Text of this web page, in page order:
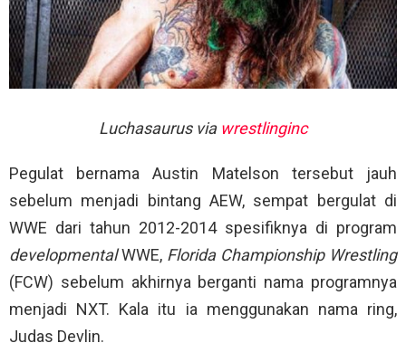
Luchasaurus via wrestlinginc
Pegulat bernama Austin Matelson tersebut jauh
sebelum menjadi bintang AEW, sempat bergulat di
WWE dari tahun 2012-2014 spesifiknya di program
developmentalWWE, Florida Championship Wrestling
(FCW) sebelum akhirnya berganti nama programnya
menjadi NXT. Kala itu ia menggunakan nama ring,
Judas Devlin.